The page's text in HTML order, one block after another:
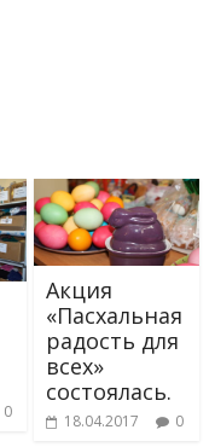
0
Акция
«Пасхальная
радость для
всех»
состоялась.
18.04.2017 0